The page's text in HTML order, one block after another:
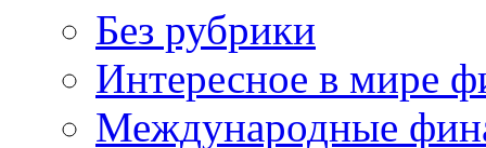
Без рубрики
Интересное в мире
Международные